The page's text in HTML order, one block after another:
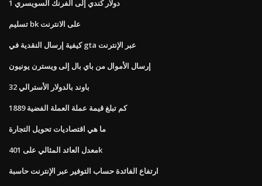
1 دولار كندي إلى الفرنك السويسري
تسليم bk على الانترنت
كيفية إرسال النقدية في gta عبر الإنترنت
إرسال الأموال من باي بال إلى ويسترن يونيون
32 باوند بالدولار الأسترالي
كم تبلغ قيمة عملة العملة الفضية 1889
ما هي اقتصاديات تحويل التجارة
معدل العائد المثالي على 401k
ارتفاع الفائدة حساب التوفير عبر الإنترنت حاسبة